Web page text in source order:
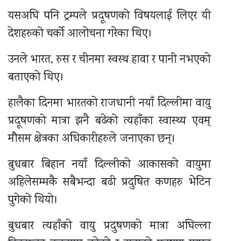
यसअघि पनि ट्रम्पले प्रदूषणको विषयलाई लिएर यी
देशहरुको चर्को आलोचना गरेका थिए।
उनले भारत, रुस र चीनमा स्वस्थ हावा र पानी नभएको
बताएको थिए।
हालैका दिनमा भारतको राजधानी नयाँ दिल्लीमा वायु
प्रदूषणको मात्रा झनै बढेको त्यहाँका स्वास्थ्य एवम्
मौसम क्षेत्रका अधिकारीहरुले जनाएका छन्।
बुधबार बिहान नयाँ दिल्लीको आकासको वायुमा
अहिलेसम्मकै सबैभन्दा बढी प्रदुषित कणहरु भेटिन
पुगेको थियो।
बुधबार त्यहाँको वायु प्रदुषणको मात्रा अघिल्ला